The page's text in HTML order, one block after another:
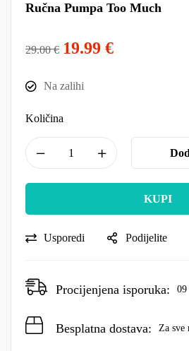
Ručna Pumpa Too Much
29.00€ 19.99 €
Na zalihi
Količina
KUPI
Usporedi Podijelite
Procijenjena isporuka:
Besplatna dostava: Za sve